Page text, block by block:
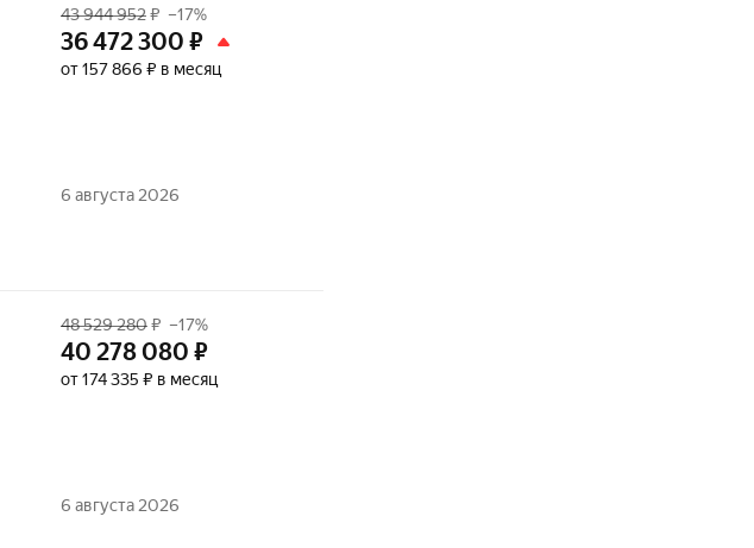
43 944 952₽ –17%
36 472 300 ₽
от 157 866 ₽ в месяц
6 августа 2026
48 529 280₽ –17%
40 278 080 ₽
от 174 335 ₽ в месяц
6 августа 2026